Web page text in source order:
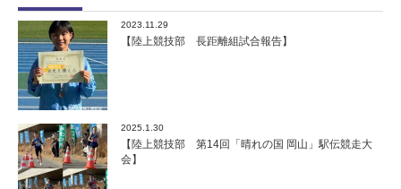
2023.11.29
【陸上競技部 長距離組試合報告】
2025.1.30
【陸上競技部 第14回「晴れの国 岡山」駅伝競走大
会】